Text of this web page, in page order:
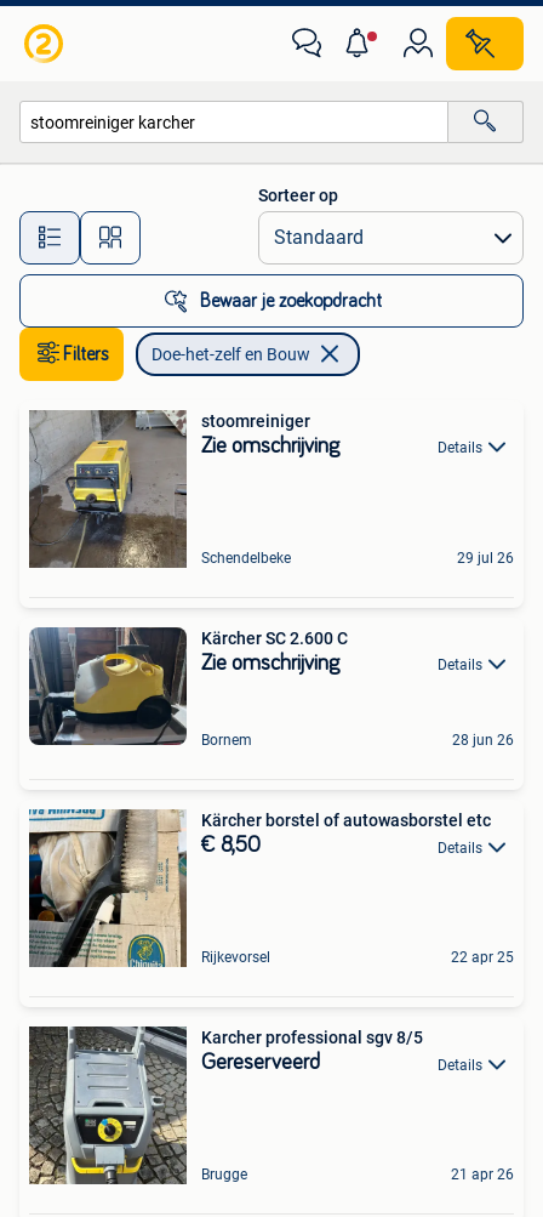
Alle afstanden…
Sorteer op
Bewaar je zoekopdracht
Filters Doe-het-zelf en Bouw
stoomreiniger
Zie omschrijving Details
Schendelbeke 29 jul 26
Kärcher SC 2.600 C
Zie omschrijving Details
Bornem 28 jun 26
Kärcher borstel of autowasborstel etc
€ 8,50 Details
Rijkevorsel 22 apr 25
Karcher professional sgv 8/5
Gereserveerd Details
Brugge 21 apr 26